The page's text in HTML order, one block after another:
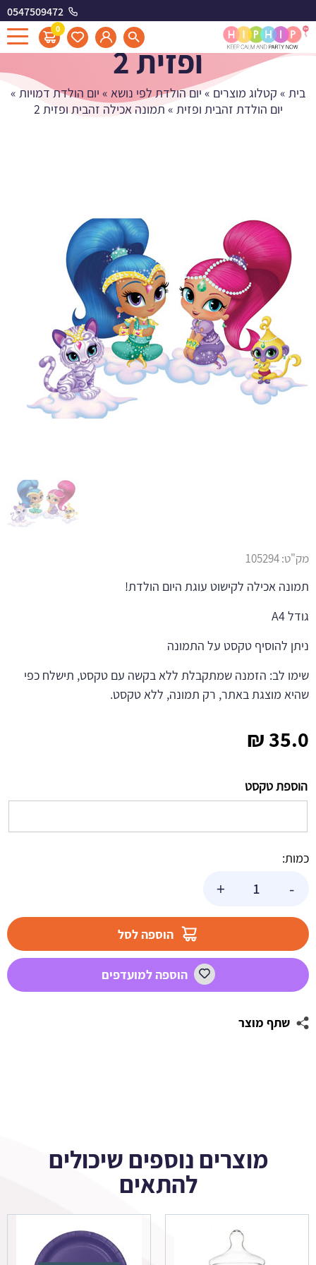
0547509472
0
תמונה אכילה זהבית
ופזית 2
בית » קטלוג מוצרים » יום הולדת לפי נושא » יום הולדת דמויות »
יום הולדת זהבית ופזית » תמונה אכילה זהבית ופזית 2
35.0
₪
הוספת טקסט
כמות:
-
ופזית
+
הוספה לסל
הוספה למועדפים
שתף מוצר
מק"ט:105294
תמונה אכילה לקישוט עוגת היום הולדת!
גודל A4
ניתן להוסיף טקסט על התמונה
שימו לב: הזמנה שמתקבלת ללא בקשה עם טקסט, תישלח כפי
שהיא מוצגת באתר, רק תמונה, ללא טקסט.
מוצרים נוספים שיכולים
להתאים